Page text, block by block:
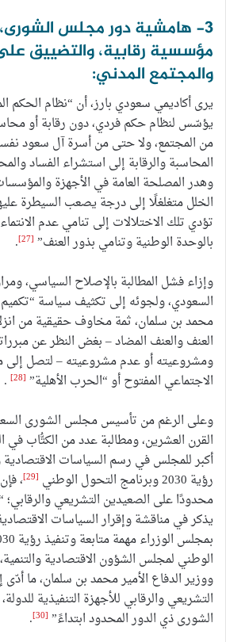
3- هامشية دور مجلس
مؤسسية رقابية، والتضييق
والمجتمع المدني:
يرى أكاديمي سعودي بارز، أن “نظام الحكم
يؤسّس لنظام حكم فردي، دون رقابة أو
من المجتمع، ولا حتى من أسرة آل سعود
المحاسبة والرقابة إلى استشراء الفساد
وهدر المصلحة العامة في الأجهزة
الخلل متغلغلًا إلى درجة يصعب السيطرة
تؤدي تلك الاختلالات إلى تنامي عدم
بالوحدة الوطنية وتنامي بذور العنف” [27]
.
وإزاء فشل المطالبة بالإصلاح السياسي،
السعودي، ولجوئه إلى تكثيف سياسة “تكميم
محمد بن سلمان، ثمة مخاوف حقيقية من
العنف والعنف المضاد – بغض النظر عن
ومشروعيته أو عدم مشروعيته – لتصل إلى
الاجتماعي المفتوح أو “الحرب الأهلية” [28]
.
وعلى الرغم من تأسيس مجلس الشورى
القرن العشرين، ومطالبة عدد من الكتُّاب في
أكبر للمجلس في رسم السياسات الاقتصادية
رؤية 2030 وبرنامج التحول الوطني
[29]
،
محدودًا على الصعيدين التشريعي
يذكر في مناقشة وإقرار السياسات
الوطني لمجلس الشؤون الاقتصادية
ووزير الدفاع الأمير محمد بن سلمان، ما أدّى
التشريعي والرقابي للأجهزة التنفيذية
الشورى ذي الدور المحدود ابتداءً” [30]
.